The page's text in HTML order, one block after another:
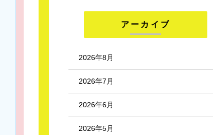
アーカイブ
2026年8月
2026年7月
2026年6月
2026年5月